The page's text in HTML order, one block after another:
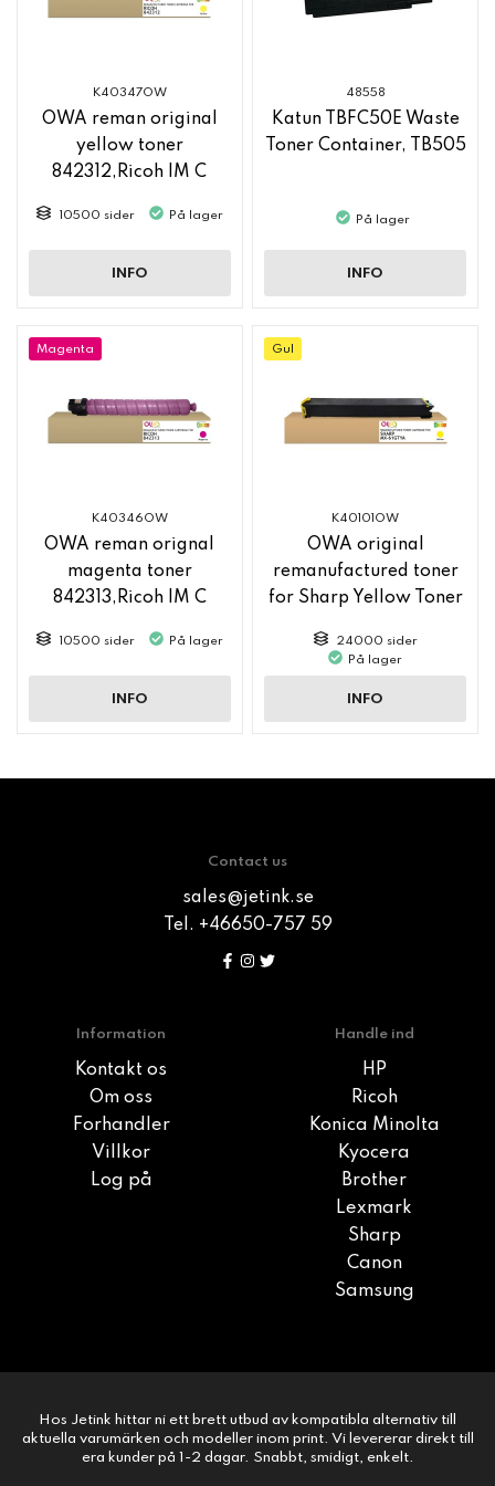
K40347OW
OWA reman original
yellow toner
842312,Ricoh IM C
10500 sider På lager
INFO
48558
Katun TBFC50E Waste
Toner Container, TB505
På lager
INFO
Magenta
K40346OW
OWA reman orignal
magenta toner
842313,Ricoh IM C
10500 sider På lager
INFO
Gul
K40101OW
OWA original
remanufactured toner
for Sharp Yellow Toner
24000 sider
På lager
INFO
Contact us
sales@jetink.se
Tel. +46650-757 59
Information
Kontakt os
Om oss
Forhandler
Villkor
Log på
Handle ind
HP
Ricoh
Konica Minolta
Kyocera
Brother
Lexmark
Sharp
Canon
Samsung
Hos Jetink hittar ni ett brett utbud av kompatibla alternativ till
aktuella varumärken och modeller inom print. Vi levererar direkt till
era kunder på 1-2 dagar. Snabbt, smidigt, enkelt.